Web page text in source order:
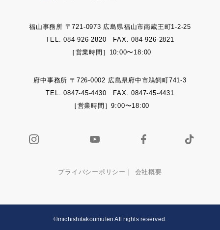
福山事務所 〒721-0973 広島県福山市南蔵王町1-2-25
TEL. 084-926-2820 FAX. 084-926-2821
［営業時間］10:00〜18:00
府中事務所 〒726-0002 広島県府中市鵜飼町741-3
TEL. 0847-45-4430 FAX. 0847-45-4431
［営業時間］9:00〜18:00
プライバシーポリシー ｜ 会社概要
©michishitakoumuten All rights reserved.